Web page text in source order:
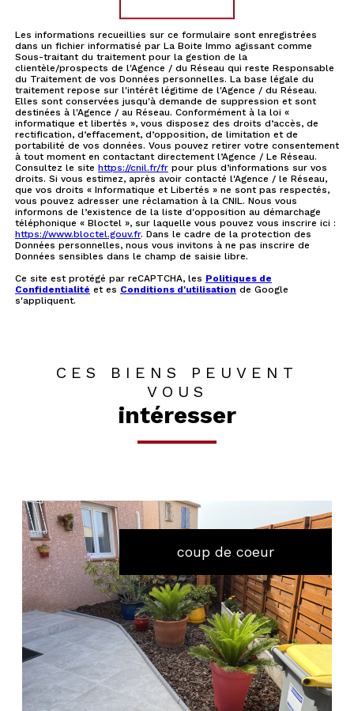
Les informations recueillies sur ce formulaire sont enregistrées
dans un fichier informatisé par La Boite Immo agissant comme
Sous-traitant du traitement pour la gestion de la
clientèle/prospects de l'Agence / du Réseau qui reste Responsable
du Traitement de vos Données personnelles. La base légale du
traitement repose sur l'intérêt légitime de l'Agence / du Réseau.
Elles sont conservées jusqu'à demande de suppression et sont
destinées à l'Agence / au Réseau. Conformément à la loi «
informatique et libertés », vous disposez des droits d’accès, de
rectification, d’effacement, d’opposition, de limitation et de
portabilité de vos données. Vous pouvez retirer votre consentement
à tout moment en contactant directement l’Agence / Le Réseau.
Consultez le site https://cnil.fr/fr pour plus d’informations sur vos
droits. Si vous estimez, après avoir contacté l'Agence / le Réseau,
que vos droits « Informatique et Libertés » ne sont pas respectés,
vous pouvez adresser une réclamation à la CNIL. Nous vous
informons de l’existence de la liste d'opposition au démarchage
téléphonique « Bloctel », sur laquelle vous pouvez vous inscrire ici :
https://www.bloctel.gouv.fr. Dans le cadre de la protection des
Données personnelles, nous vous invitons à ne pas inscrire de
Données sensibles dans le champ de saisie libre.
Ce site est protégé par reCAPTCHA, les Politiques de
Confidentialité et es Conditions d'utilisation de Google
s'appliquent.
CES BIENS PEUVENT
VOUS
intéresser
coup de coeur
voir le bien